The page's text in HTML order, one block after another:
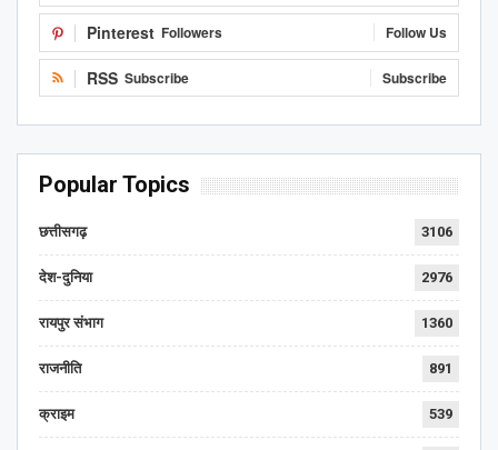
Pinterest Followers Follow Us
RSS Subscribe Subscribe
Popular Topics
छत्तीसगढ़ 3106
देश-दुनिया 2976
रायपुर संभाग 1360
राजनीति 891
क्राइम 539